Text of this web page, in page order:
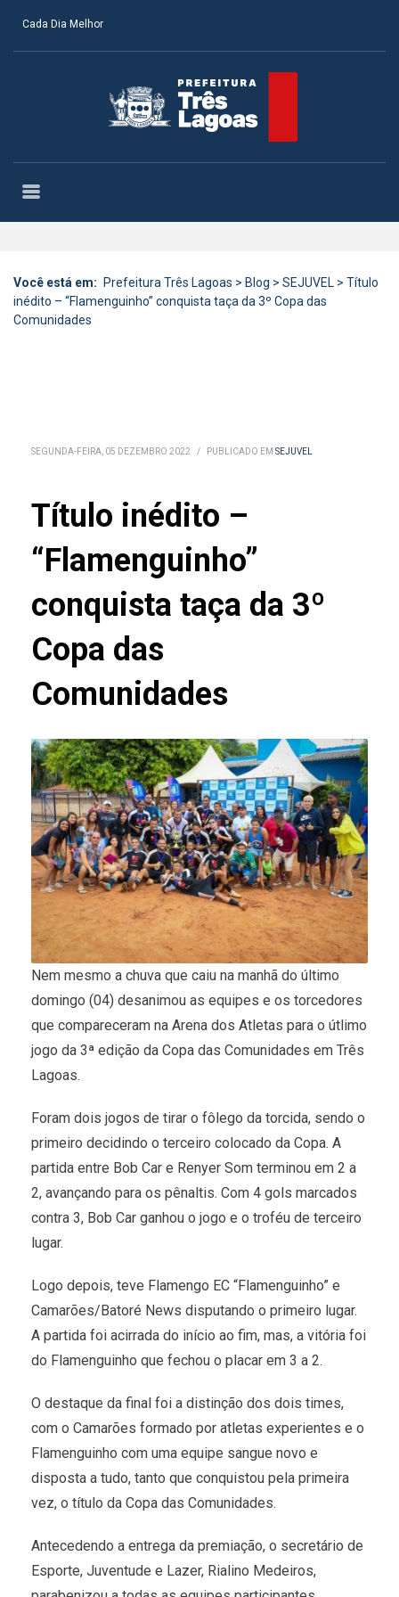
Cada Dia Melhor
Você está em: Prefeitura Três Lagoas > Blog > SEJUVEL > Título
inédito – “Flamenguinho” conquista taça da 3º Copa das
Comunidades
SEGUNDA-FEIRA, 05 DEZEMBRO 2022 / PUBLICADO EM SEJUVEL
Título inédito –
“Flamenguinho”
conquista taça da 3º
Copa das
Comunidades
Nem mesmo a chuva que caiu na manhã do último
domingo (04) desanimou as equipes e os torcedores
que compareceram na Arena dos Atletas para o útlimo
jogo da 3ª edição da Copa das Comunidades em Três
Lagoas.
Foram dois jogos de tirar o fôlego da torcida, sendo o
primeiro decidindo o terceiro colocado da Copa. A
partida entre Bob Car e Renyer Som terminou em 2 a
2, avançando para os pênaltis. Com 4 gols marcados
contra 3, Bob Car ganhou o jogo e o troféu de terceiro
lugar.
Logo depois, teve Flamengo EC “Flamenguinho” e
Camarões/Batoré News disputando o primeiro lugar.
A partida foi acirrada do início ao fim, mas, a vitória foi
do Flamenguinho que fechou o placar em 3 a 2.
O destaque da final foi a distinção dos dois times,
com o Camarões formado por atletas experientes e o
Flamenguinho com uma equipe sangue novo e
disposta a tudo, tanto que conquistou pela primeira
vez, o título da Copa das Comunidades.
Antecedendo a entrega da premiação, o secretário de
Esporte, Juventude e Lazer, Rialino Medeiros,